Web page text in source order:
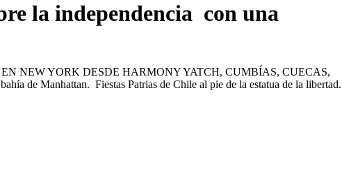
la independencia con una
NEW YORK DESDE HARMONY YATCH, CUMBÍAS, CUECAS,
de Manhattan. Fiestas Patrias de Chile al pie de la estatua de la libertad.